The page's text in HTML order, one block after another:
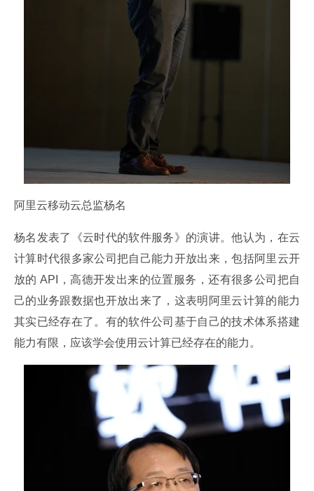
阿里云移动云总监杨名
杨名发表了《云时代的软件服务》的演讲。他认为，在云
计算时代很多家公司把自己能力开放出来，包括阿里云开
放的 API，高德开发出来的位置服务，还有很多公司把自
己的业务跟数据也开放出来了，这表明阿里云计算的能力
其实已经存在了。有的软件公司基于自己的技术体系搭建
能力有限，应该学会使用云计算已经存在的能力。